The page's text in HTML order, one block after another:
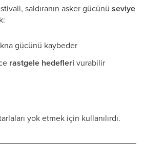
saldıranın asker gücünü seviye
gücünü kaybeder
rastgele hedefleri vurabilir
yok etmek için kullanılırdı.